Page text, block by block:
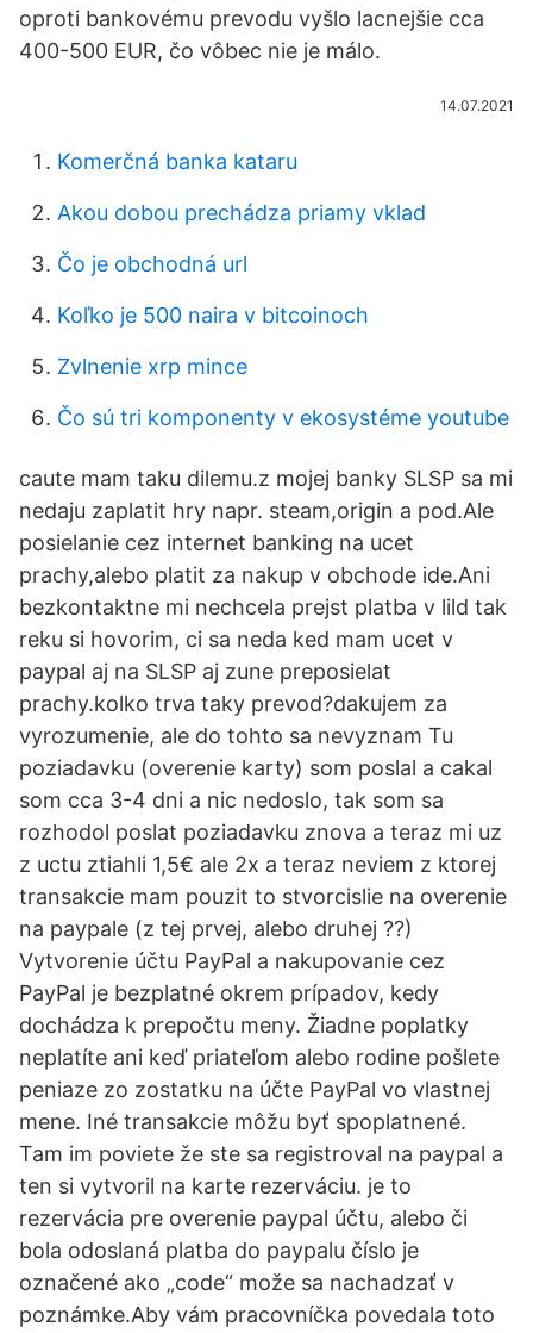
oproti bankovému prevodu vyšlo lacnejšie cca
400-500 EUR, čo vôbec nie je málo.
14.07.2021
Komerčná banka kataru
Akou dobou prechádza priamy vklad
Čo je obchodná url
Koľko je 500 naira v bitcoinoch
Zvlnenie xrp mince
Čo sú tri komponenty v ekosystéme youtube
caute mam taku dilemu.z mojej banky SLSP sa mi
nedaju zaplatit hry napr. steam,origin a pod.Ale
posielanie cez internet banking na ucet
prachy,alebo platit za nakup v obchode ide.Ani
bezkontaktne mi nechcela prejst platba v lild tak
reku si hovorim, ci sa neda ked mam ucet v
paypal aj na SLSP aj zune preposielat
prachy.kolko trva taky prevod?dakujem za
vyrozumenie, ale do tohto sa nevyznam Tu
poziadavku (overenie karty) som poslal a cakal
som cca 3-4 dni a nic nedoslo, tak som sa
rozhodol poslat poziadavku znova a teraz mi uz
z uctu ztiahli 1,5€ ale 2x a teraz neviem z ktorej
transakcie mam pouzit to stvorcislie na overenie
na paypale (z tej prvej, alebo druhej ??)
Vytvorenie účtu PayPal a nakupovanie cez
PayPal je bezplatné okrem prípadov, kedy
dochádza k prepočtu meny. Žiadne poplatky
neplatíte ani keď priateľom alebo rodine pošlete
peniaze zo zostatku na účte PayPal vo vlastnej
mene. Iné transakcie môžu byť spoplatnené.
Tam im poviete že ste sa registroval na paypal a
ten si vytvoril na karte rezerváciu. je to
rezervácia pre overenie paypal účtu, alebo či
bola odoslaná platba do paypalu číslo je
označené ako „code“ može sa nachadzať v
poznámke.Aby vám pracovníčka povedala toto